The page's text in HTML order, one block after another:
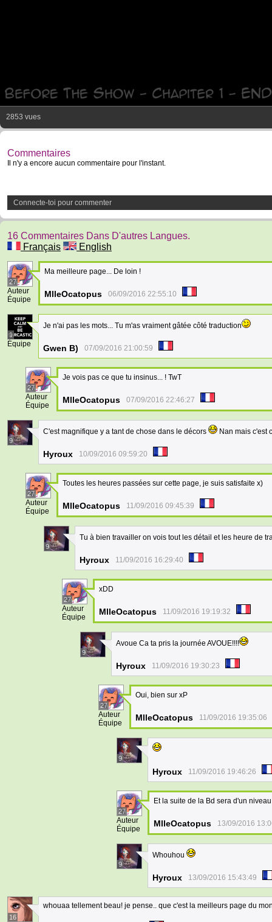
2853 vues
Commentaires
Il n'y a encore aucun commentaire pour l'instant.
Connecte-toi pour commenter
16 Commentaires Dans D'autres Langues.
Français
English
27
Auteur
Équipe
Ma meilleure page... De loin !
MlleOcatopus 06/09/2016 22:55:10
1
Équipe
Je n'ai pas les mots... Tu m'as vraiment gâtée côté traduction
Gwen B) 07/09/2016 21:00:59
27
Auteur
Équipe
Je vois pas ce que tu insinus... ! TwT
MlleOcatopus 07/09/2016 22:46:27
9
C'est magnifique y a tant de chose dans le décors Nan mais c'est
Hyroux 10/09/2016 09:59:20
27
Auteur
Équipe
Toutes les heures passées sur cette page, je suis satisfaite x)
MlleOcatopus 11/09/2016 09:45:39
9
Tu à bien travailler on vois tout les détail et les heure de
Hyroux 11/09/2016 16:29:40
27
Auteur
Équipe
xDD
MlleOcatopus 11/09/2016 19:19:32
9
Avoue Ca ta pris la journée AVOUE!!!!
Hyroux 11/09/2016 19:30:23
27
Auteur
Équipe
Oui, bien sur xP
MlleOcatopus 11/09/2016 19:35:06
9
Hyroux 11/09/2016 19:46:26
27
Auteur
Équipe
Et la suite de la Bd sera d'un
MlleOcatopus 13/09/2016
9
Whouhou
Hyroux 13/09/2016 15:43:49
16
whouaa tellement beau! je pense.. que c'est la meilleurs page du